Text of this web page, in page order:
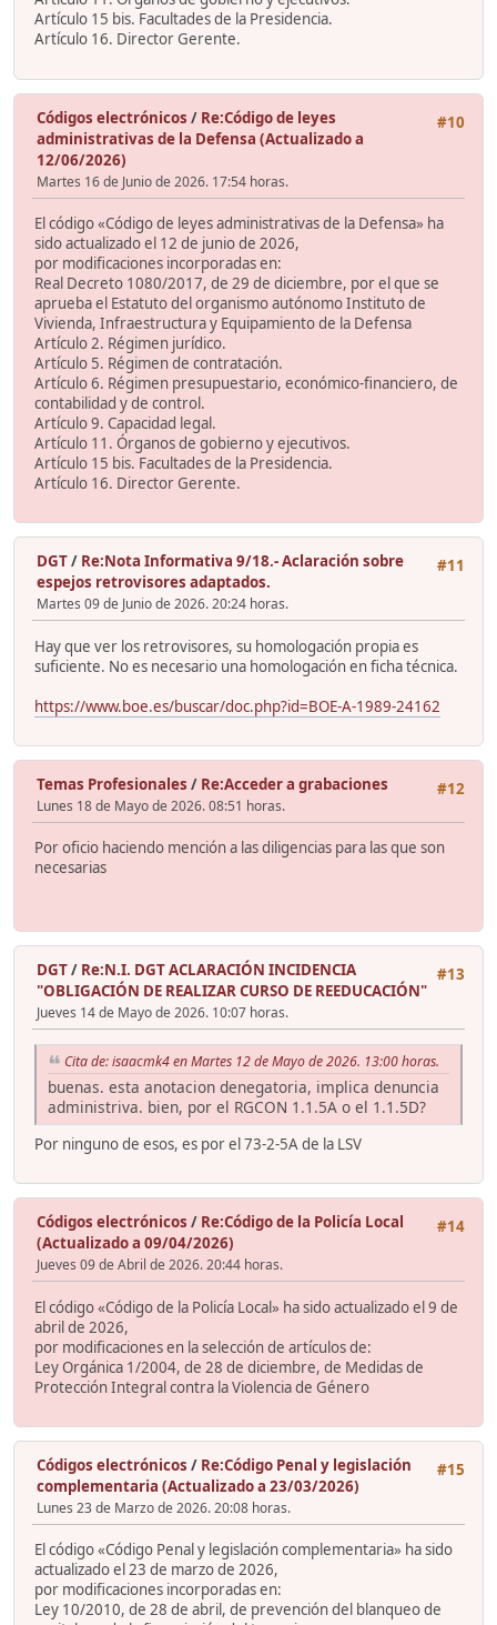
Artículo 15 bis. Facultades de la Presidencia.
Artículo 16. Director Gerente.
#10
Códigos electrónicos / Re:Código de leyes
administrativas de la Defensa (Actualizado a
12/06/2026)
Martes 16 de Junio de 2026. 17:54 horas.
El código «Código de leyes administrativas de la Defensa» ha
sido actualizado el 12 de junio de 2026,
por modificaciones incorporadas en:
Real Decreto 1080/2017, de 29 de diciembre, por el que se
aprueba el Estatuto del organismo autónomo Instituto de
Vivienda, Infraestructura y Equipamiento de la Defensa
Artículo 2. Régimen jurídico.
Artículo 5. Régimen de contratación.
Artículo 6. Régimen presupuestario, económico-financiero, de
contabilidad y de control.
Artículo 9. Capacidad legal.
Artículo 11. Órganos de gobierno y ejecutivos.
Artículo 15 bis. Facultades de la Presidencia.
Artículo 16. Director Gerente.
#11
DGT/ Re:Nota Informativa 9/18.- Aclaración sobre
espejos retrovisores adaptados.
Martes 09 de Junio de 2026. 20:24 horas.
Hay que ver los retrovisores, su homologación propia es
suficiente. No es necesario una homologación en ficha técnica.
https://www.boe.es/buscar/doc.php?id=BOE-A-1989-24162
#12
Temas Profesionales / Re:Acceder a grabaciones
Lunes 18 de Mayo de 2026. 08:51 horas.
Por oficio haciendo mención a las diligencias para las que son
necesarias
#13
DGT/ Re:N.I. DGT ACLARACIÓN INCIDENCIA
"OBLIGACIÓN DE REALIZAR CURSO DE REEDUCACIÓN"
Jueves 14 de Mayo de 2026. 10:07 horas.
Cita de: isaacmk4 en Martes 12 de Mayo de 2026. 13:00 horas.
buenas. esta anotacion denegatoria, implica denuncia
administriva. bien, por el RGCON 1.1.5A o el 1.1.5D?
Por ninguno de esos, es por el 73-2-5A de la LSV
#14
Códigos electrónicos / Re:Código de la Policía Local
(Actualizado a 09/04/2026)
Jueves 09 de Abril de 2026. 20:44 horas.
El código «Código de la Policía Local» ha sido actualizado el 9 de
abril de 2026,
por modificaciones en la selección de artículos de:
Ley Orgánica 1/2004, de 28 de diciembre, de Medidas de
Protección Integral contra la Violencia de Género
#15
Códigos electrónicos / Re:Código Penal y legislación
complementaria (Actualizado a 23/03/2026)
Lunes 23 de Marzo de 2026. 20:08 horas.
El código «Código Penal y legislación complementaria» ha sido
actualizado el 23 de marzo de 2026,
por modificaciones incorporadas en:
Ley 10/2010, de 28 de abril, de prevención del blanqueo de